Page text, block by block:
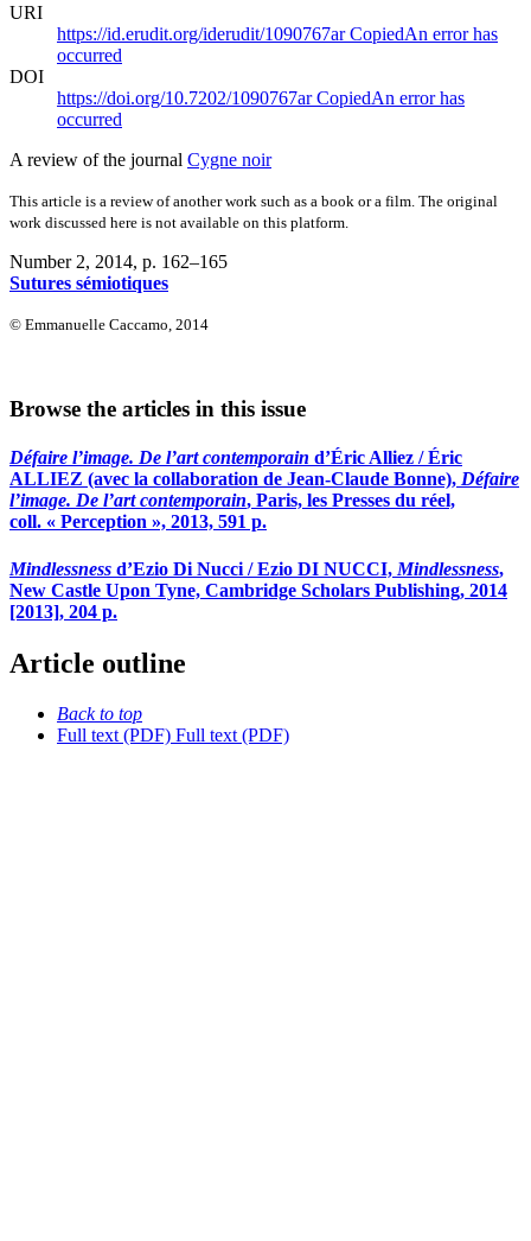
URI
https://id.erudit.org/iderudit/1090767arCopiedAn error has
occurred
DOI
https://doi.org/10.7202/1090767arCopiedAn error has
occurred
A review of the journal Cygne noir
This article is a review of another work such as a book or a film. The original
work discussed here is not available on this platform.
Number 2, 2014, p. 162–165
Sutures sémiotiques
© Emmanuelle Caccamo, 2014
Browse the articles in this issue
Défaire l’image. De l’art contemporain d’Éric Alliez / Éric
ALLIEZ (avec la collaboration de Jean-Claude Bonne), Défaire
l’image. De l’art contemporain, Paris, les Presses du réel,
coll. « Perception », 2013, 591 p.
Mindlessness d’Ezio Di Nucci / Ezio DI NUCCI, Mindlessness,
New Castle Upon Tyne, Cambridge Scholars Publishing, 2014
[2013], 204 p.
Article outline
Back to top
Full text (PDF) Full text (PDF)